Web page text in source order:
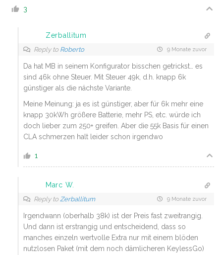
3
Zerballitum
Reply to Roberto 9 Monate zuvor
Da hat MB in seinem Konfigurator bisschen getrickst… es
sind 46k ohne Steuer. Mit Steuer 49k, d.h. knapp 6k
günstiger als die nächste Variante.
Meine Meinung: ja es ist günstiger, aber für 6k mehr eine
knapp 30kWh größere Batterie, mehr PS, etc. würde ich
doch lieber zum 250+ greifen. Aber die 55k Basis für einen
CLA schmerzen halt leider schon irgendwo
1
Marc W.
Reply to Zerballitum 9 Monate zuvor
Irgendwann (oberhalb 38k) ist der Preis fast zweitrangig.
Und dann ist erstrangig und entscheidend, dass so
manches einzeln wertvolle Extra nur mit einem blöden
nutzlosen Paket (mit dem noch dämlicheren KeylessGo)